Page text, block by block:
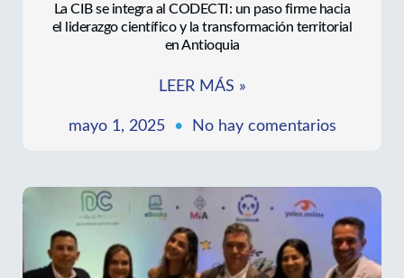
La CIB se integra al CODECTI: un paso firme hacia
el liderazgo científico y la transformación territorial
en Antioquia
LEER MÁS »
mayo 1, 2025 No hay comentarios